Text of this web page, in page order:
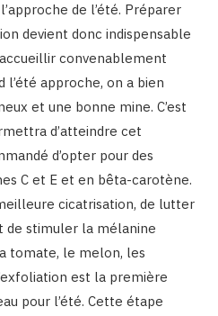
de l’été. Préparer
devient donc indispensable
convenablement
l’été approche, on a bien
et une bonne mine. C’est
d’atteindre cet
d’opter pour des
C et E et en bêta-carotène.
cicatrisation, de lutter
stimuler la mélanine
tomate, le melon, les
est la première
pour l’été. Cette étape